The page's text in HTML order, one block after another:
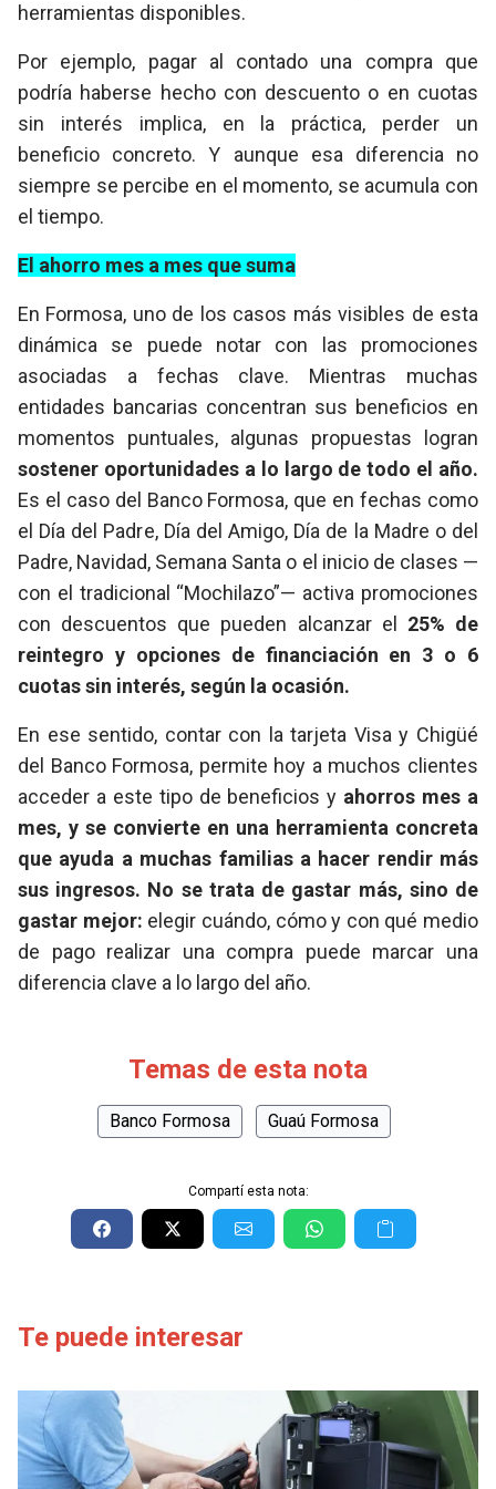
herramientas disponibles.
Por ejemplo, pagar al contado una compra que
podría haberse hecho con descuento o en cuotas
sin interés implica, en la práctica, perder un
beneficio concreto. Y aunque esa diferencia no
siempre se percibe en el momento, se acumula con
el tiempo.
El ahorro mes a mes que suma
En Formosa, uno de los casos más visibles de esta
dinámica se puede notar con las promociones
asociadas a fechas clave. Mientras muchas
entidades bancarias concentran sus beneficios en
momentos puntuales, algunas propuestas logran
sostener oportunidades a lo largo de todo el año.
Es el caso del Banco Formosa, que en fechas como
el Día del Padre, Día del Amigo, Día de la Madre o del
Padre, Navidad, Semana Santa o el inicio de clases —
con el tradicional “Mochilazo”— activa promociones
con descuentos que pueden alcanzar el 25% de
reintegro y opciones de financiación en 3 o 6
cuotas sin interés, según la ocasión.
En ese sentido, contar con la tarjeta Visa y Chigüé
del Banco Formosa, permite hoy a muchos clientes
acceder a este tipo de beneficios y ahorros mes a
mes, y se convierte en una herramienta concreta
que ayuda a muchas familias a hacer rendir más
sus ingresos. No se trata de gastar más, sino de
gastar mejor: elegir cuándo, cómo y con qué medio
de pago realizar una compra puede marcar una
diferencia clave a lo largo del año.
Temas de esta nota
Banco Formosa Guaú Formosa
Compartí esta nota:
Te puede interesar